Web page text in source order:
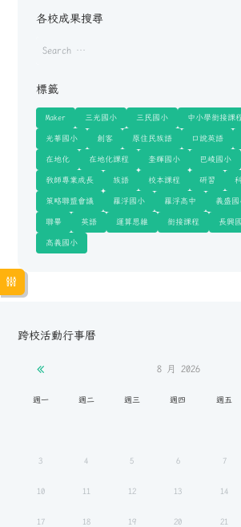
各校成果搜尋
標籤
Maker 三光國小 三民國小 中小學銜接課
光華國小 創客 原住民族語 口說英語
在地化 在地化課程 奎輝國小 巴崚國小
教師專業成長 族語 校本課程 研習
策略聯盟會議 羅浮國小 羅浮高中 義盛國
聯畢 英語 運算思維 銜接課程 長興
高義國小
跨校活動行事曆
8 月2026
週一 週二 週三 週四 週五
3 4 5 6 7
10 11 12 13 14
17 18 19 20 21